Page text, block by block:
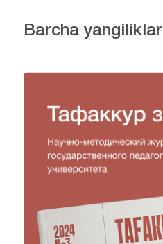
Barcha yangiliklar